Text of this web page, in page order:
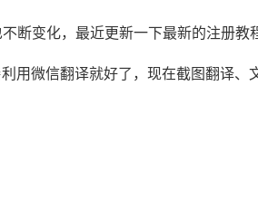
断变化，最近更新一下最新的注册教
用微信翻译就好了，现在截图翻译